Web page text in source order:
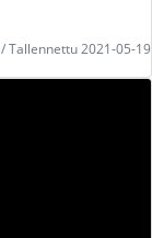
Tallennettu 2021-05-19